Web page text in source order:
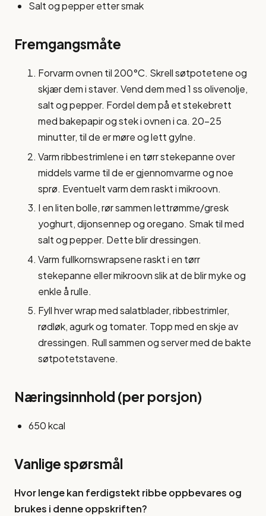
Salt og pepper etter smak
Fremgangsmåte
Forvarm ovnen til 200°C. Skrell søtpotetene og
skjær dem i staver. Vend dem med 1 ss olivenolje,
salt og pepper. Fordel dem på et stekebrett
med bakepapir og stek i ovnen i ca. 20-25
minutter, til de er møre og lett gylne.
Varm ribbestrimlene i en tørr stekepanne over
middels varme til de er gjennomvarme og noe
sprø. Eventuelt varm dem raskt i mikroovn.
I en liten bolle, rør sammen lettrømme/gresk
yoghurt, dijonsennep og oregano. Smak til med
salt og pepper. Dette blir dressingen.
Varm fullkornswrapsene raskt i en tørr
stekepanne eller mikroovn slik at de blir myke og
enkle å rulle.
Fyll hver wrap med salatblader, ribbestrimler,
rødløk, agurk og tomater. Topp med en skje av
dressingen. Rull sammen og server med de bakte
søtpotetstavene.
Næringsinnhold (per porsjon)
650 kcal
Vanlige spørsmål
Hvor lenge kan ferdigstekt ribbe oppbevares og
brukes i denne oppskriften?